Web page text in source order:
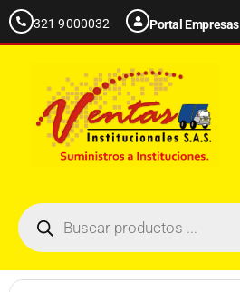
321 9000032 Portal Empresas